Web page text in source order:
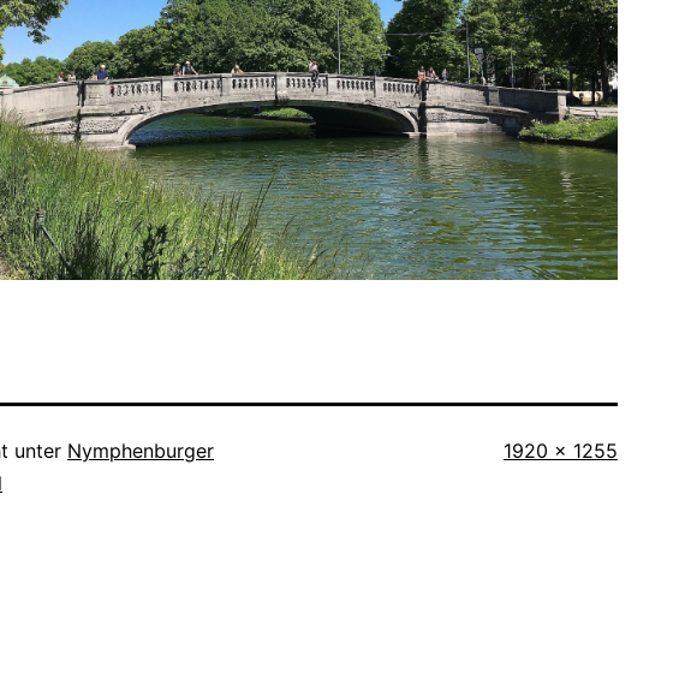
unter Nymphenburger
Originalgröße
1920 × 1255